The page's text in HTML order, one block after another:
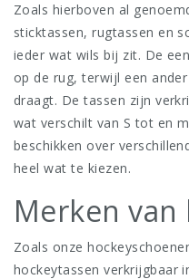
Zoals hierboven al
sticktassen, rugtassen en
ieder wat wils bij zit. De
op de rug, terwijl een
draagt. De tassen zijn
wat verschilt van S tot en
beschikken over
heel wat te kiezen.
Merken van
Zoals onze
hockeytassen verkrijgbaar